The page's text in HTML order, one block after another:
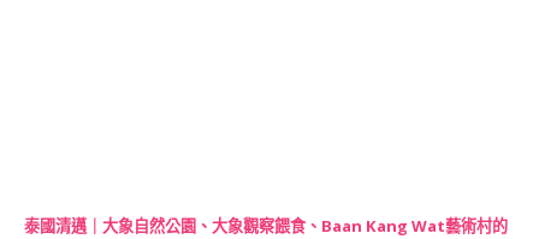
泰國清邁｜大象自然公園、大象觀察餵食、Baan Kang Wat藝術村的